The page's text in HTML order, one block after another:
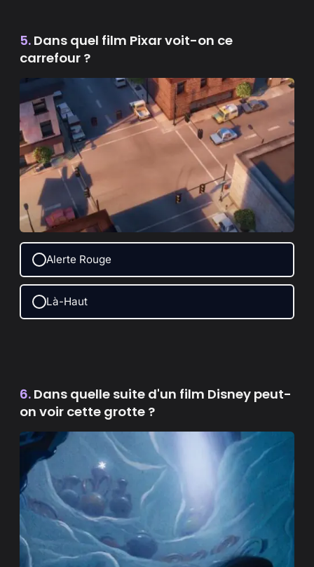
5. Dans quel film Pixar voit-on ce
carrefour ?
Alerte Rouge
Là-Haut
6. Dans quelle suite d'un film Disney peut-
on voir cette grotte ?